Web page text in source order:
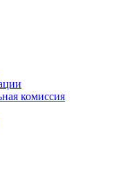
комиссия